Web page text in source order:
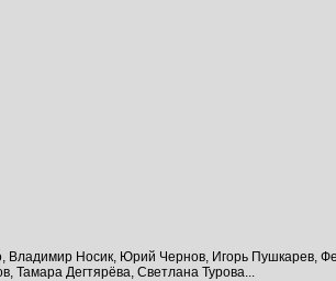
Носик, Юрий Чернов, Игорь Пушкарев,
Тамара Дегтярёва, Светлана Турова...